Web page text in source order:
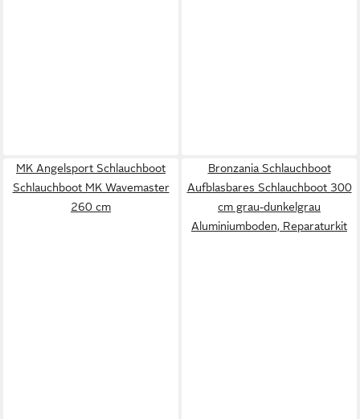
MK Angelsport Schlauchboot
Schlauchboot MK Wavemaster
260 cm
Bronzania Schlauchboot
Aufblasbares Schlauchboot 300
cm grau-dunkelgrau
Aluminiumboden, Reparaturkit